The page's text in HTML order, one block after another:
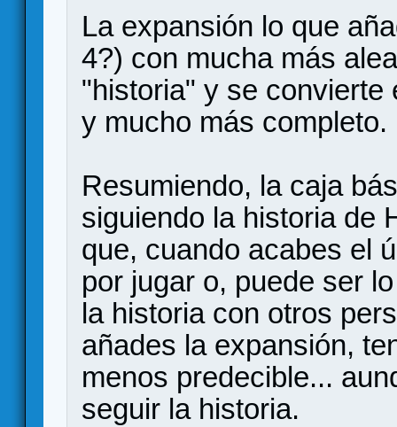
La expansión lo que
4?) con mucha más
"historia" y se convierte
y mucho más completo.
Resumiendo, la caja
siguiendo la historia de
que, cuando acabes el
por jugar o, puede ser
la historia con otros
añades la expansión,
menos predecible...
seguir la historia.